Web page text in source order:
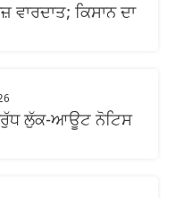
ਵਾਰਦਾਤ; ਕਿਸਾਨ ਦਾ
ਲੁੱਕ-ਆਊਟ ਨੋਟਿਸ